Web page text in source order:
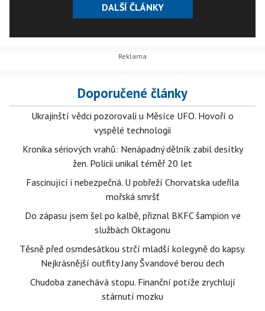
DALŠÍ ČLÁNKY
Doporučené články
Ukrajinští vědci pozorovali u Měsíce UFO. Hovoří o
vyspělé technologii
Kronika sériových vrahů: Nenápadný dělník zabil desítky
žen. Policii unikal téměř 20 let
Fascinující i nebezpečná. U pobřeží Chorvatska udeřila
mořská smršť
Do zápasu jsem šel po kalbě, přiznal BKFC šampion ve
službách Oktagonu
Těsně před osmdesátkou strčí mladší kolegyně do kapsy.
Nejkrásnější outfity Jany Švandové berou dech
Chudoba zanechává stopu. Finanční potíže zrychlují
stárnutí mozku